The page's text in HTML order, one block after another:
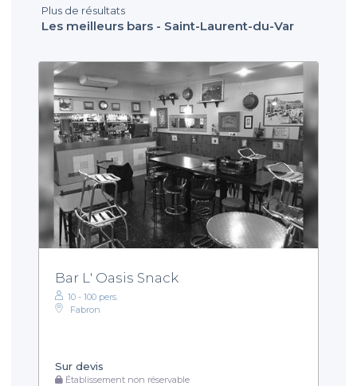
Plus de résultats
Les meilleurs bars - Saint-Laurent-du-Var
Bar L' Oasis Snack
10 - 100 pers.
Fabron
Sur devis
Établissement non réservable